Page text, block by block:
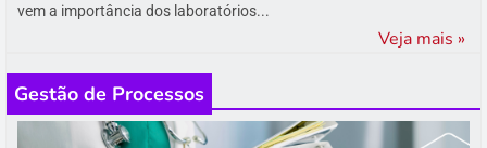
vem a importância dos laboratórios...
Veja mais »
Gestão de Processos